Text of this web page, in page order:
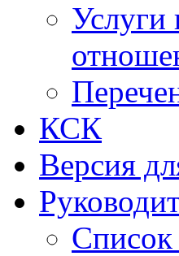
Услуги
КСК
Версия
Список